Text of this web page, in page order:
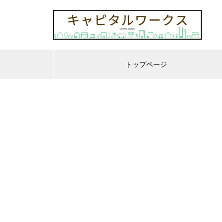
トップページ